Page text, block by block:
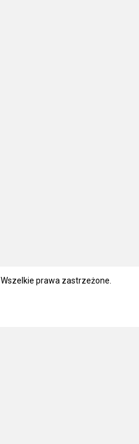
. Wszelkie prawa zastrzeżone.